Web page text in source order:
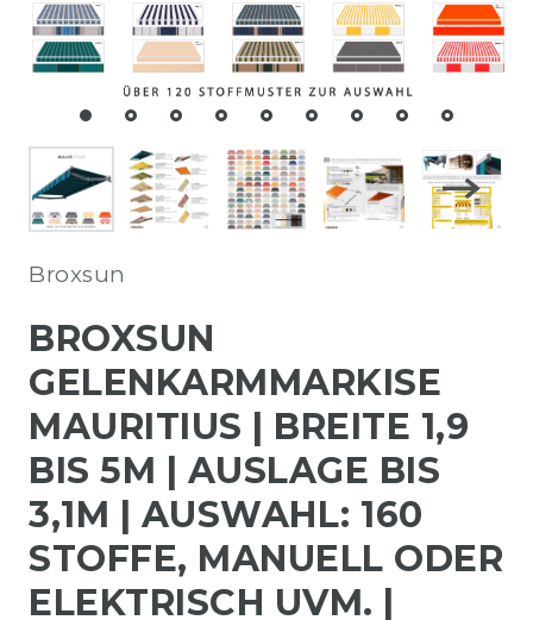
Broxsun
BROXSUN
GELENKARMMARKISE
MAURITIUS | BREITE 1,9
BIS 5M | AUSLAGE BIS
3,1M | AUSWAHL: 160
STOFFE, MANUELL ODER
ELEKTRISCH UVM. |